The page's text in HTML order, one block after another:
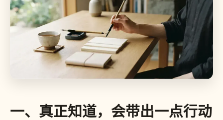
一、真正知道，会带出一点行动